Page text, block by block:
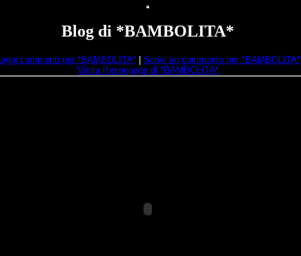
Blog di *BAMBOLITA*
Leggi commenti per *BAMBOLITA*| Scrivi un commento per *BAMBOLITA*
Visita l'homepage di *BAMBOLITA*